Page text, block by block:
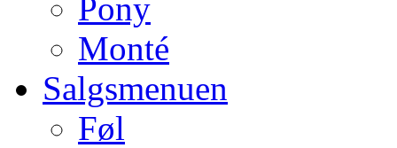
Pony
Monté
Salgsmenuen
Føl